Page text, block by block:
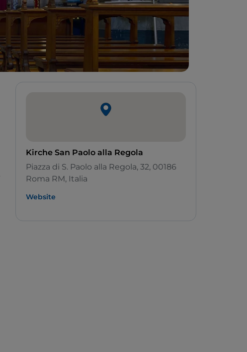
Kirche San Paolo alla Regola
Piazza di S. Paolo alla Regola, 32, 00186
Roma RM, Italia
Website